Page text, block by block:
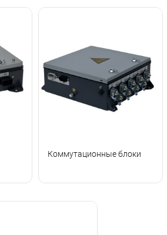
Коммутационные блоки